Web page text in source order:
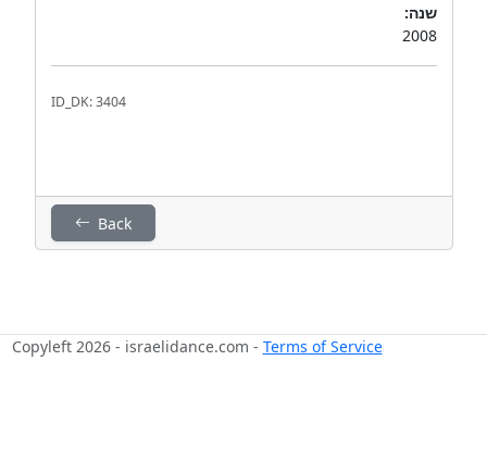
שנה:
2008
ID_DK: 3404
Back
Copyleft 2026 - israelidance.com - Terms of Service